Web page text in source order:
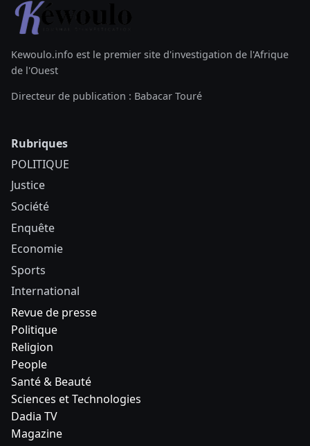
Kewoulo.info est le premier site d'investigation de l'Afrique
de l'Ouest
Directeur de publication : Babacar Touré
Rubriques
POLITIQUE
Justice
Société
Enquête
Economie
Sports
International
Revue de presse
Politique
Religion
People
Santé & Beauté
Sciences et Technologies
Dadia TV
Magazine